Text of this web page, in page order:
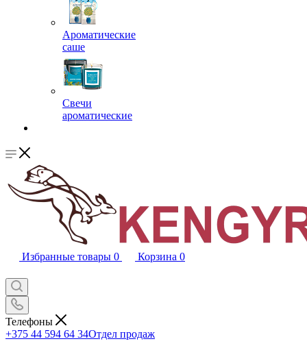
Ароматические
саше
Свечи
ароматические
Избранные товары 0 Корзина 0
Телефоны
+375 44 594 64 34Отдел продаж